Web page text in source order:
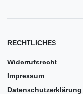
RECHTLICHES
Widerrufsrecht
Impressum
Datenschutzerklärung